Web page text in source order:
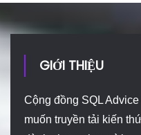
GIỚI THIỆU
Cộng đồng SQL
muốn truyền tải kiến